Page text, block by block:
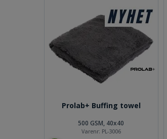
Prolab+ Buffing towel
500 GSM, 40x40
Varenr: PL-3006